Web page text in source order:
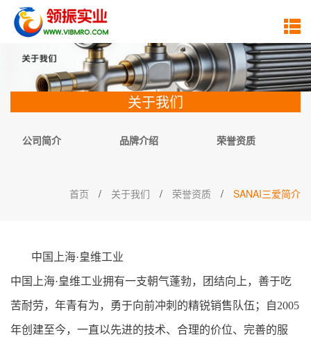
关于我们
公司简介 品牌介绍 荣誉资质
首页 / 关于我们 / 荣誉资质 / SANAI三爱简介
中国上海·皇维工业
中国上海·皇维工业拥有一支朝气蓬勃，团结向上，善于吃
苦耐劳，年青有为，勇于向前冲刺的精锐销售队伍；自2005
年创建至今，一直以先进的技术、合理的价位、完善的服